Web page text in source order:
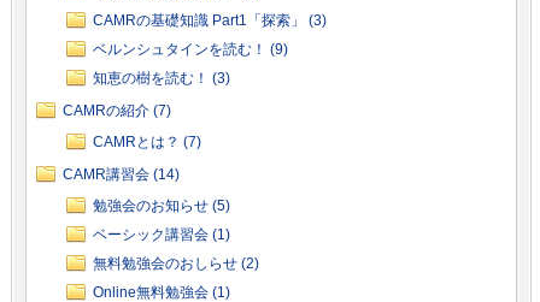
CAMRの基礎知識 Part1「探索」 (3)
ベルンシュタインを読む！ (9)
知恵の樹を読む！ (3)
CAMRの紹介 (7)
CAMRとは？ (7)
CAMR講習会 (14)
勉強会のお知らせ (5)
ベーシック講習会 (1)
無料勉強会のおしらせ (2)
Online無料勉強会 (1)